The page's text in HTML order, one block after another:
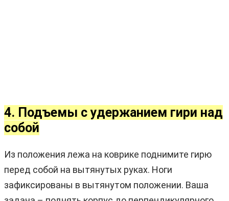
4. Подъемы с удержанием гири над
собой
Из положения лежа на коврике поднимите гирю
перед собой на вытянутых руках. Ноги
зафиксированы в вытянутом положении. Ваша